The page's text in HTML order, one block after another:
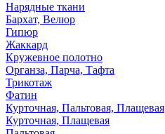
Нарядные ткани
Бархат, Велюр
Гипюр
Жаккард
Кружевное полотно
Органза, Парча, Тафта
Трикотаж
Фатин
Курточная, Пальтовая, Плащевая
Курточная, Плащевая